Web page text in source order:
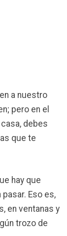
a nuestro
pero en el
debes
que te
hay que
Eso es,
en ventanas y
trozo de